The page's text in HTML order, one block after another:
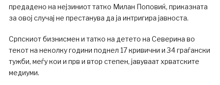
предадено на нејзиниот татко Милан Поповиќ, приказната
за овој случај не престанува да ја интригира јавноста.
Српскиот бизнисмен и татко на детето на Северина во
текот на неколку години поднел 17 кривични и 34 граѓански
тужби, меѓу кои и прв и втор степен, јавуваат хрватските
медиуми.